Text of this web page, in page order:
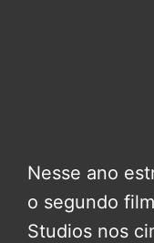
Nesse ano
o segundo
Studios nos